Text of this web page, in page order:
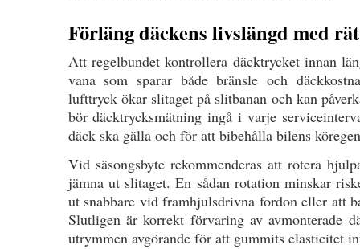
Förläng däckens livslängd med
Att regelbundet kontrollera däcktrycket innan
vana som sparar både bränsle och
lufttryck ökar slitaget på slitbanan och kan
bör däcktrycksmätning ingå i varje
däck ska gälla och för att bibehålla bilens
Vid säsongsbyte rekommenderas att rotera
jämna ut slitaget. En sådan rotation minskar
ut snabbare vid framhjulsdrivna fordon eller att
Slutligen är korrekt förvaring av avmonterade
utrymmen avgörande för att gummits elasticitet